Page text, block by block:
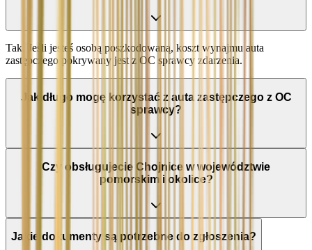
Tak. Jeśli jesteś osobą poszkodowaną, koszt wynajmu auta
zastępczego pokrywany jest z OC sprawcy zdarzenia.
Jak długo mogę korzystać z auta zastępczego z OC
sprawcy?
Czy obsługujecie Chojnice w województwie
pomorskim i okolice?
Jakie dokumenty są potrzebne do zgłoszenia?